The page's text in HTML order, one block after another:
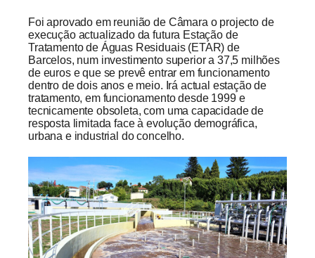
Foi aprovado em reunião de Câmara o projecto de
execução actualizado da futura Estação de
Tratamento de Águas Residuais (ETAR) de
Barcelos, num investimento superior a 37,5 milhões
de euros e que se prevê entrar em funcionamento
dentro de dois anos e meio. Irá actual estação de
tratamento, em funcionamento desde 1999 e
tecnicamente obsoleta, com uma capacidade de
resposta limitada face à evolução demográfica,
urbana e industrial do concelho.